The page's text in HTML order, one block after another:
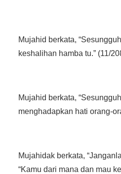
Mujahid berkata,
keshalihan hamba tu.” (11/
Mujahid berkata,
menghadapkan hati orang-
Mujahidak berkata,
“Kamu dari mana dan mau